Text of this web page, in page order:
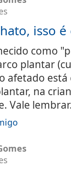
isso é
como
plantar
afetado está
na
Vale